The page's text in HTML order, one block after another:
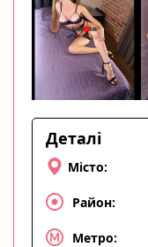
Деталі
Місто:
Район:
Метро: